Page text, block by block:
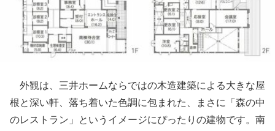
外観は、三井ホームならではの木造建築による大きな屋
根と深い軒、落ち着いた色調に包まれた、まさに「森の中
のレストラン」というイメージにぴったりの建物です。南